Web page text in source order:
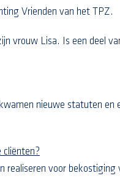
Vrienden van het TPZ.
vrouw Lisa. Is een deel
nieuwe statuten
cliënten?
realiseren voor